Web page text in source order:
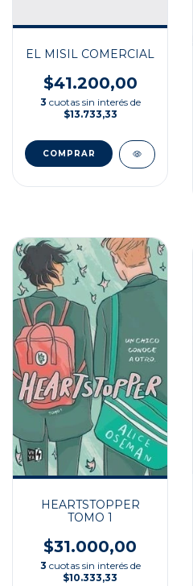
EL MISIL COMERCIAL
$41.200,00
3 cuotas sin interés de
$13.733,33
HEARTSTOPPER
TOMO 1
$31.000,00
3 cuotas sin interés de
$10.333,33